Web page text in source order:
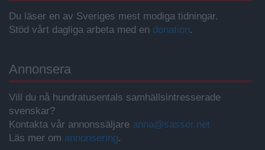
Du läser en av Sveriges mest modiga tidningar.
Stöd vårt dagliga arbeta med en donation.
Annonsera
Vill du nå hundratusentals samhällsintresserade
svenskar?
Kontakta vår annonssäljare anna@sasser.net
Läs mer om annonsering.